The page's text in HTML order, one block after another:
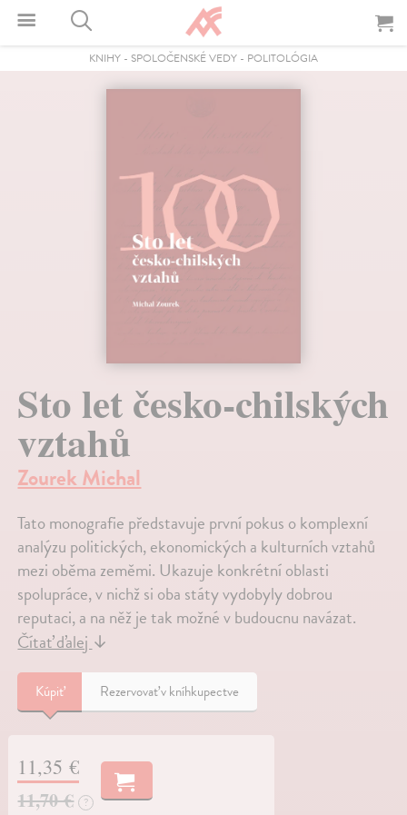
KNIHY - SPOLOČENSKÉ VEDY - POLITOLÓGIA
Sto let česko-chilských
vztahů
Zourek Michal
Tato monografie představuje první pokus o komplexní
analýzu politických, ekonomických a kulturních vztahů
mezi oběma zeměmi. Ukazuje konkrétní oblasti
spolupráce, v nichž si oba státy vydobyly dobrou
reputaci, a na něž je tak možné v budoucnu navázat.
Čítať ďalej↓
Kúpiť Rezervovať v kníhkupectve
11,35 €
11,70 €
?